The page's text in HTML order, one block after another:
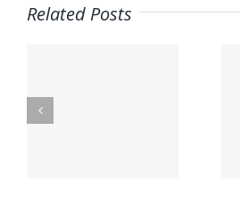
Related Posts